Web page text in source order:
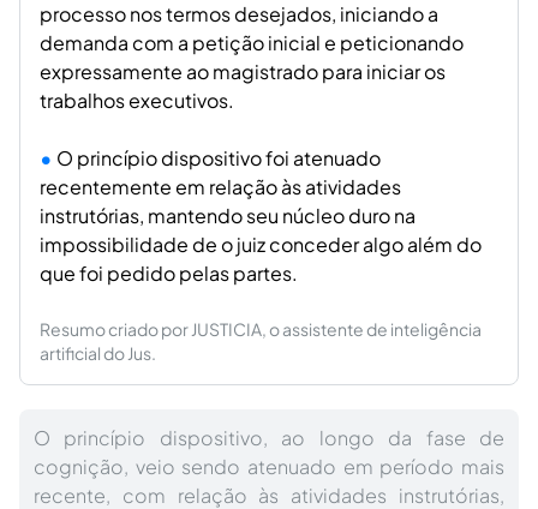
processo nos termos desejados, iniciando a
demanda com a petição inicial e peticionando
expressamente ao magistrado para iniciar os
trabalhos executivos.
O princípio dispositivo foi atenuado
recentemente em relação às atividades
instrutórias, mantendo seu núcleo duro na
impossibilidade de o juiz conceder algo além do
que foi pedido pelas partes.
Resumo criado por JUSTICIA, o assistente de inteligência
artificial do Jus.
O princípio dispositivo, ao longo da fase de
cognição, veio sendo atenuado em período mais
recente, com relação às atividades instrutórias,